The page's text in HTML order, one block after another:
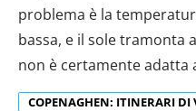
problema è la
bassa, e il sole tramonta
non è certamente adatta
COPENAGHEN: ITINERARI DI